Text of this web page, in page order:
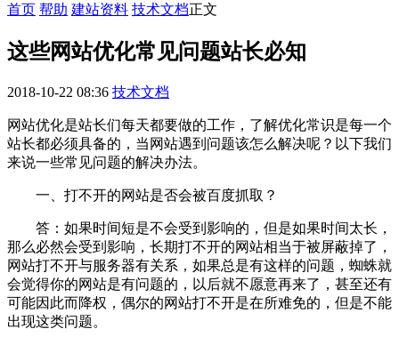
首页 帮助 建站资料 技术文档正文
这些网站优化常见问题站长必知
2018-10-22 08:36 技术文档
网站优化是站长们每天都要做的工作，了解优化常识是每一个
站长都必须具备的，当网站遇到问题该怎么解决呢？以下我们
来说一些常见问题的解决办法。
一、打不开的网站是否会被百度抓取？
答：如果时间短是不会受到影响的，但是如果时间太长，
那么必然会受到影响，长期打不开的网站相当于被屏蔽掉了，
网站打不开与服务器有关系，如果总是有这样的问题，蜘蛛就
会觉得你的网站是有问题的，以后就不愿意再来了，甚至还有
可能因此而降权，偶尔的网站打不开是在所难免的，但是不能
出现这类问题。